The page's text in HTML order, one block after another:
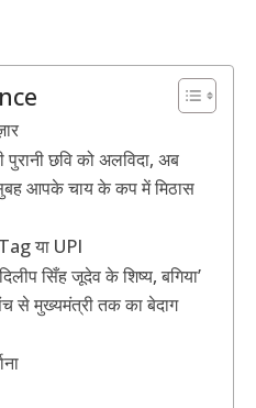
छवि को अलविदा, अब
आपके चाय के कप में मिठास
या UPI
सिँह जूदेव के शिष्य, बगिया’
से मुख्यमंत्री तक का बेदाग